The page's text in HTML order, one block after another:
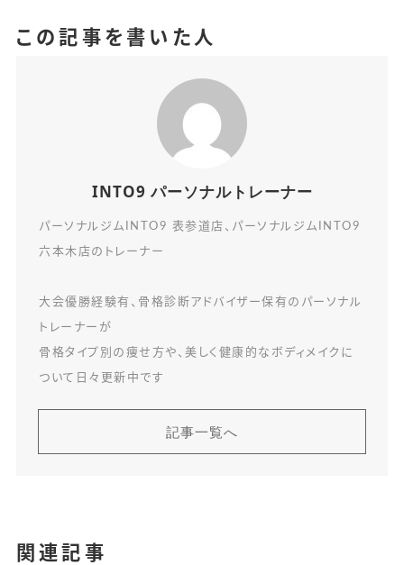
この記事を書いた人
INTO9 パーソナルトレーナー
パーソナルジムINTO9 表参道店、パーソナルジムINTO9
六本木店のトレーナー
大会優勝経験有、骨格診断アドバイザー保有のパーソナル
トレーナーが
骨格タイプ別の痩せ方や、美しく健康的なボディメイクに
ついて日々更新中です
記事一覧へ
関連記事